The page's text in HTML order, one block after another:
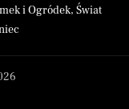
i Ogródek, Świat